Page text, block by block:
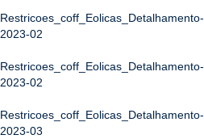
Restricoes_coff_Eolicas_Detalhamento-
2023-02
Restricoes_coff_Eolicas_Detalhamento-
2023-02
Restricoes_coff_Eolicas_Detalhamento-
2023-03